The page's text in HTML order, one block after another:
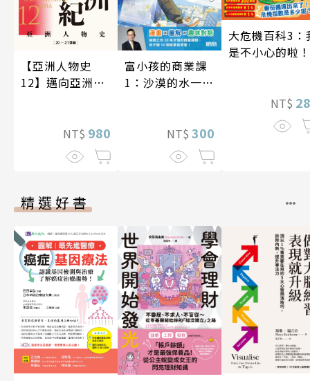
【亞洲人物史
12】邁向亞洲世
NT$ 980
富小孩的商業課
1：沙漠的水一瓶
NT$ 300
大危機百科3：
是不小心的啦！
NT$
精選好書